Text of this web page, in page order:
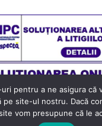
FarmaVerde © 2025
pentru a ne asigura că
pe site-ul nostru. Dacă
vom presupune că le